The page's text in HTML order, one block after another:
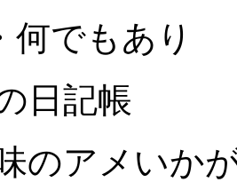
でもあり
日記帳
のアメいか